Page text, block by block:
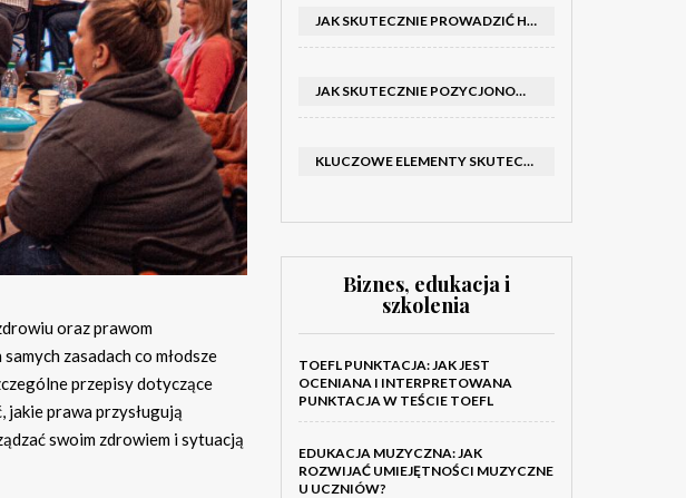
oraz prawom
zasadach co młodsze
przepisy dotyczące
jakie prawa przysługują
swoim zdrowiem i sytuacją
JAK SKUTECZNIE PROWADZIĆ HOSTESSY NA TARGACH: PORADNIK I SZKOLENIA
JAK SKUTECZNIE POZYCJONOWAĆ SKLEP SHOPER: KLUCZOWE KROKI I STRATEGIE
KLUCZOWE ELEMENTY SKUTECZNEGO KATALOGU FIRMOWEGO I BROSZURY
Biznes, edukacja i
szkolenia
TOEFL PUNKTACJA: JAK JEST
OCENIANA I INTERPRETOWANA
PUNKTACJA W TEŚCIE TOEFL
EDUKACJA MUZYCZNA: JAK
ROZWIJAĆ UMIEJĘTNOŚCI MUZYCZNE
U UCZNIÓW?